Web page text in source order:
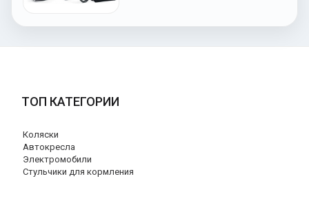
ТОП КАТЕГОРИИ
Коляски
Автокресла
Электромобили
Стульчики для кормления